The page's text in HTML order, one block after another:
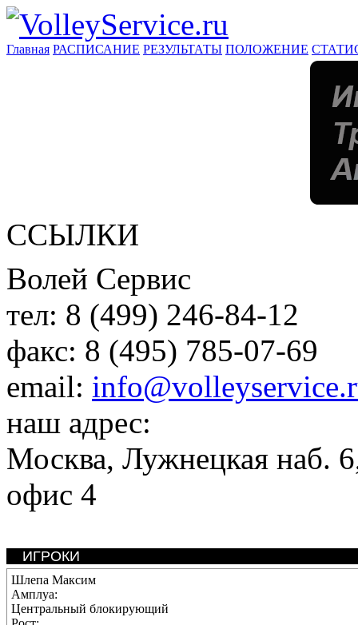
Главная РАСПИСАНИЕ РЕЗУЛЬТАТЫ ПОЛОЖЕНИЕ
ССЫЛКИ
Волей Сервис
тел: 8 (499) 246-84-12
факс: 8 (495) 785-07-69
email:
наш адрес:
Москва, Лужнецкая наб.
офис 4
ИГРОКИ
Шлепа Максим
Амплуа:
Центральный блокирующий